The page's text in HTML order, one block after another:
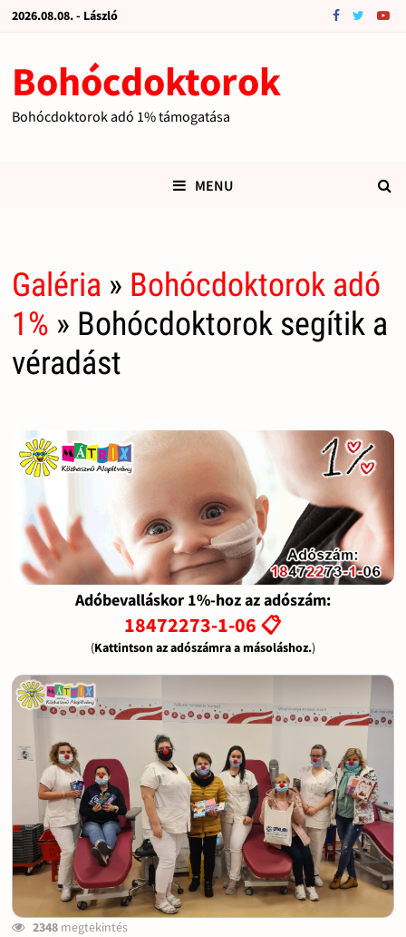
2026.08.08. - László
Bohócdoktorok
Bohócdoktorok adó 1% támogatása
MENU
Galéria » Bohócdoktorok adó
1% » Bohócdoktorok segítik a
véradást
Adóbevalláskor 1%-hoz az adószám:
18472273-1-06 📋
(Kattintson az adószámra a másoláshoz.)
2348megtekintés